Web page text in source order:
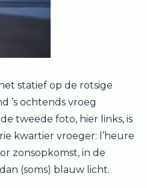
statief op de rotsige
’s ochtends vroeg
tweede foto, hier links, is
kwartier vroeger: l’heure
zonsopkomst, in de
(soms) blauw licht.